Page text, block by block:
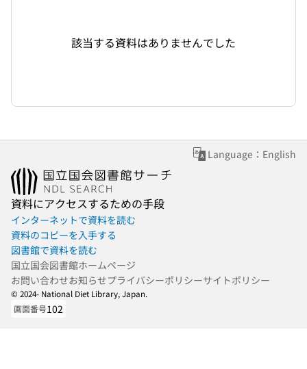
該当する資料はありませんでした
Language：English
資料にアクセスするための手段
インターネットで資料を読む
資料のコピーを入手する
図書館で資料を読む
国立国会図書館ホームページ
お問い合わせお知らせプライバシーポリシーサイトポリシー
© 2024- National Diet Library, Japan.
画面番号102